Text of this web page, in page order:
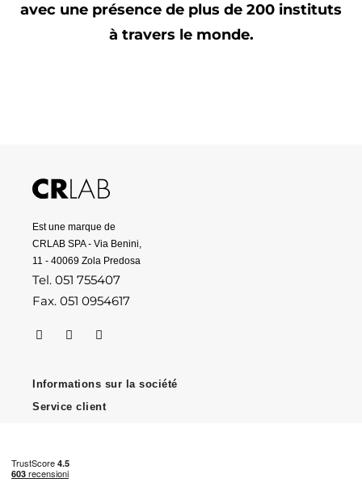
avec une présence de plus de 200 instituts
à travers le monde.
Est une marque de
CRLAB SPA - Via Benini,
11 - 40069 Zola Predosa
Tel. 051 755407
Fax. 051 0954617
Informations sur la société
Service client